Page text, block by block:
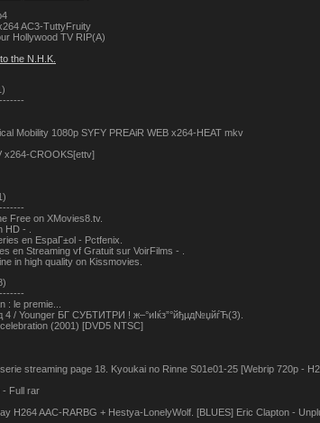
AC3-TuttyFruity
Hollywood TV RIP(A)
the N.H.K.
Mobility 1080p SYFY PREAiR WEB x264-HEAT mkv
x264-CROOKS[ettv]
Free on XMovies8.tv.
- .
en EspaГ±ol - Pctfenix.
en Streaming vf Gratuit sur VoirFilms - .
in high quality on Kissmovies.
: le premie...
4 / Younger БГ СУБТИТРИ ! ж–°иІќз”°йђµд№џйѓЋ(3).
(2001) [DVD5 NTSC]
streaming page 18. Kyoukai no Rinne S01e01-25 [Webrip 720p -
- Full rar
H264 AAC-RARBG + Hestya-LonelyWolf. [BLUES] Eric Clapton -